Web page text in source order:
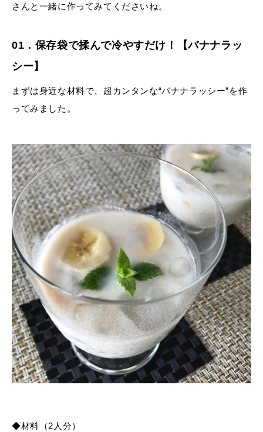
さんと一緒に作ってみてくださいね。
01．保存袋で揉んで冷やすだけ！【バナナラッ
シー】
まずは身近な材料で、超カンタンな“バナナラッシー”を作
ってみました。
◆材料（2人分）